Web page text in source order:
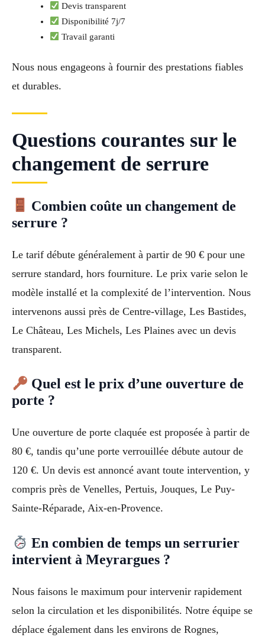
Devis transparent
Disponibilité 7j/7
Travail garanti
Nous nous engageons à fournir des prestations fiables
et durables.
Questions courantes sur le
changement de serrure
Combien coûte un changement de
serrure ?
Le tarif débute généralement à partir de 90 € pour une
serrure standard, hors fourniture. Le prix varie selon le
modèle installé et la complexité de l’intervention. Nous
intervenons aussi près de Centre-village, Les Bastides,
Le Château, Les Michels, Les Plaines avec un devis
transparent.
Quel est le prix d’une ouverture de
porte ?
Une ouverture de porte claquée est proposée à partir de
80 €, tandis qu’une porte verrouillée débute autour de
120 €. Un devis est annoncé avant toute intervention, y
compris près de Venelles, Pertuis, Jouques, Le Puy-
Sainte-Réparade, Aix-en-Provence.
En combien de temps un serrurier
intervient à Meyrargues ?
Nous faisons le maximum pour intervenir rapidement
selon la circulation et les disponibilités. Notre équipe se
déplace également dans les environs de Rognes,